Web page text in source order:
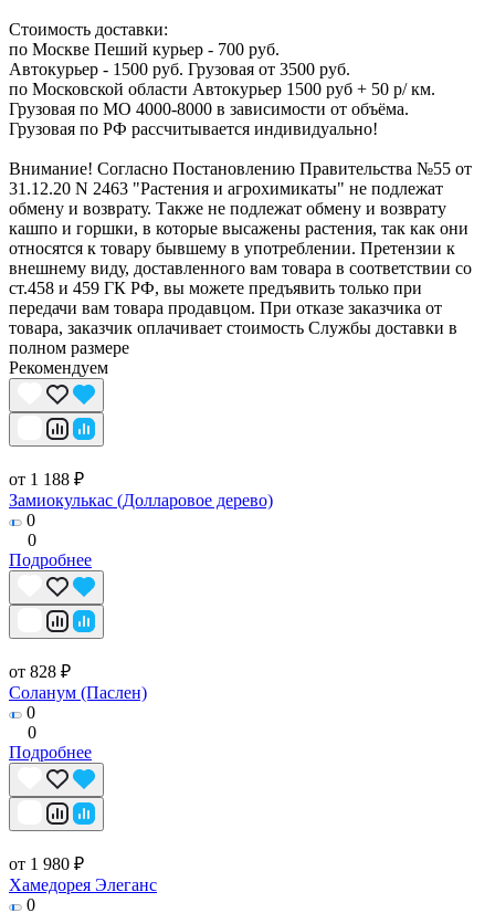
Стоимость доставки:
по Москве Пеший курьер - 700 руб.
Автокурьер - 1500 руб. Грузовая от 3500 руб.
по Московской области Автокурьер 1500 руб + 50 р/ км.
Грузовая по МО 4000-8000 в зависимости от объёма.
Грузовая по РФ рассчитывается индивидуально!
Внимание! Согласно Постановлению Правительства №55 от
31.12.20 N 2463 "Растения и агрохимикаты" не подлежат
обмену и возврату. Также не подлежат обмену и возврату
кашпо и горшки, в которые высажены растения, так как они
относятся к товару бывшему в употреблении. Претензии к
внешнему виду, доставленного вам товара в соответствии со
ст.458 и 459 ГК РФ, вы можете предъявить только при
передачи вам товара продавцом. При отказе заказчика от
товара, заказчик оплачивает стоимость Службы доставки в
полном размере
Рекомендуем
от 1 188 ₽
Замиокулькас (Долларовое дерево)
0
0
Подробнее
от 828 ₽
Соланум (Паслен)
0
0
Подробнее
от 1 980 ₽
Хамедорея Элеганс
0